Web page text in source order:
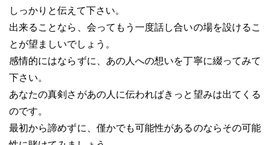
しっかりと伝えて下さい。
出来ることなら、会ってもう一度話し合いの場を設けるこ
とが望ましいでしょう。
感情的にはならずに、あの人への想いを丁寧に綴ってみて
下さい。
あなたの真剣さがあの人に伝わればきっと望みは出てくる
のです。
最初から諦めずに、僅かでも可能性があるのならその可能